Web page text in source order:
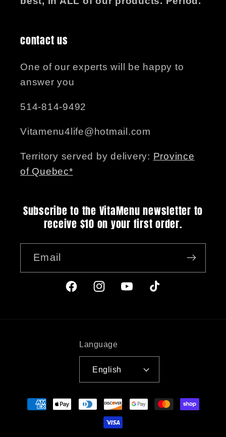
contact us
One of our experts will be happy to
answer you
514-814-9492
Vitamenu4life@hotmail.com
Territory served by delivery: Province
of Quebec*
Subscribe to the VitaMenu newsletter to
receive $10 on your first order.
Email
FacebookInstagramYouTubeTikTok
Language
English
Payment
methods